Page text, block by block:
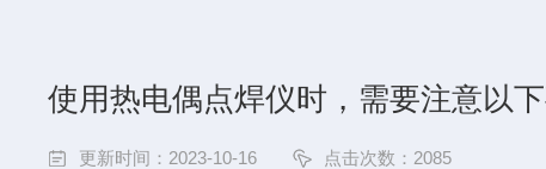
使用热电偶点焊仪时，需要注意以
更新时间：2023-10-16 点击次数：2085